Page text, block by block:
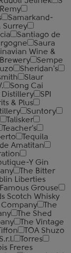
Samarkand-
Surrey
Santiago de
Saura
Wine &
Sempe
Sheridan's
Slaur
Song Cai
Distillery
SPI
& Plus
Suntory
Talisker
Teacher's
Tequila
Amatitan
Y Gin
The Bitter
Liberties
Famous Grouse
Scotch Whisky
Company
The
The Shed
The Vintage
Tiffon
TOA Shuzo
Torres
Freres